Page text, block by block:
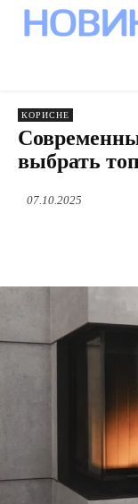
КОРИСНЕ
выбрать
07.10.2025